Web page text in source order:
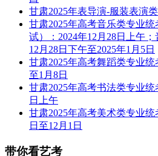
甘肃2025年表导演-服装表演
甘肃2025年高考音乐类专业
试）：2024年12月28日上午
12月28日下午至2025年1月5日
甘肃2025年高考舞蹈类专业统
至1月8日
甘肃2025年高考书法类专业统
日上午
甘肃2025年高考美术类专业统
日至12月1日
带你看艺考